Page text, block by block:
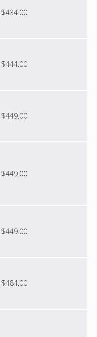
$434.00
$444.00
$449.00
$449.00
$449.00
$484.00